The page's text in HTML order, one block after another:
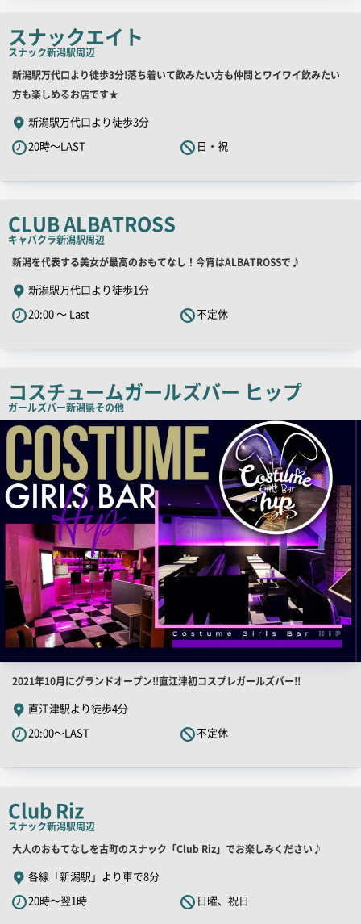
コ
ピ
ー
スナックエイト
スナック新潟駅周辺
店
舗
PR
キ
ャ
ピ
ー
新潟駅万代口より徒歩3分!落ち着いて飲みたい方も仲間とワイワイ飲みたい
方も楽しめるお店です★
新潟駅万代口より徒歩3分
20時～LAST
日・祝
CLUB ALBATROSS
キャバクラ新潟駅周辺
店
舗
PR
キ
コ
ピ
ー
新潟を代表する美女が最高のおもてなし！今宵はALBATROSSで♪
新潟駅万代口より徒歩1分
20:00 ～ Last
不定休
コスチュームガールズバー ヒップ
ガールズバー新潟県その他
店
舗
像
店
舗
PR
キ
コ
ピ
ー
2021年10月にグランドオープン!!直江津初コスプレガールズバー!!
直江津駅より徒歩4分
20:00～LAST
不定休
Club Riz
スナック新潟駅周辺
店
舗
PR
キ
大人のおもてなしを古町のスナック「Club Riz」でお楽しみください♪
各線「新潟駅」より車で8分
20時～翌1時
日曜、祝日